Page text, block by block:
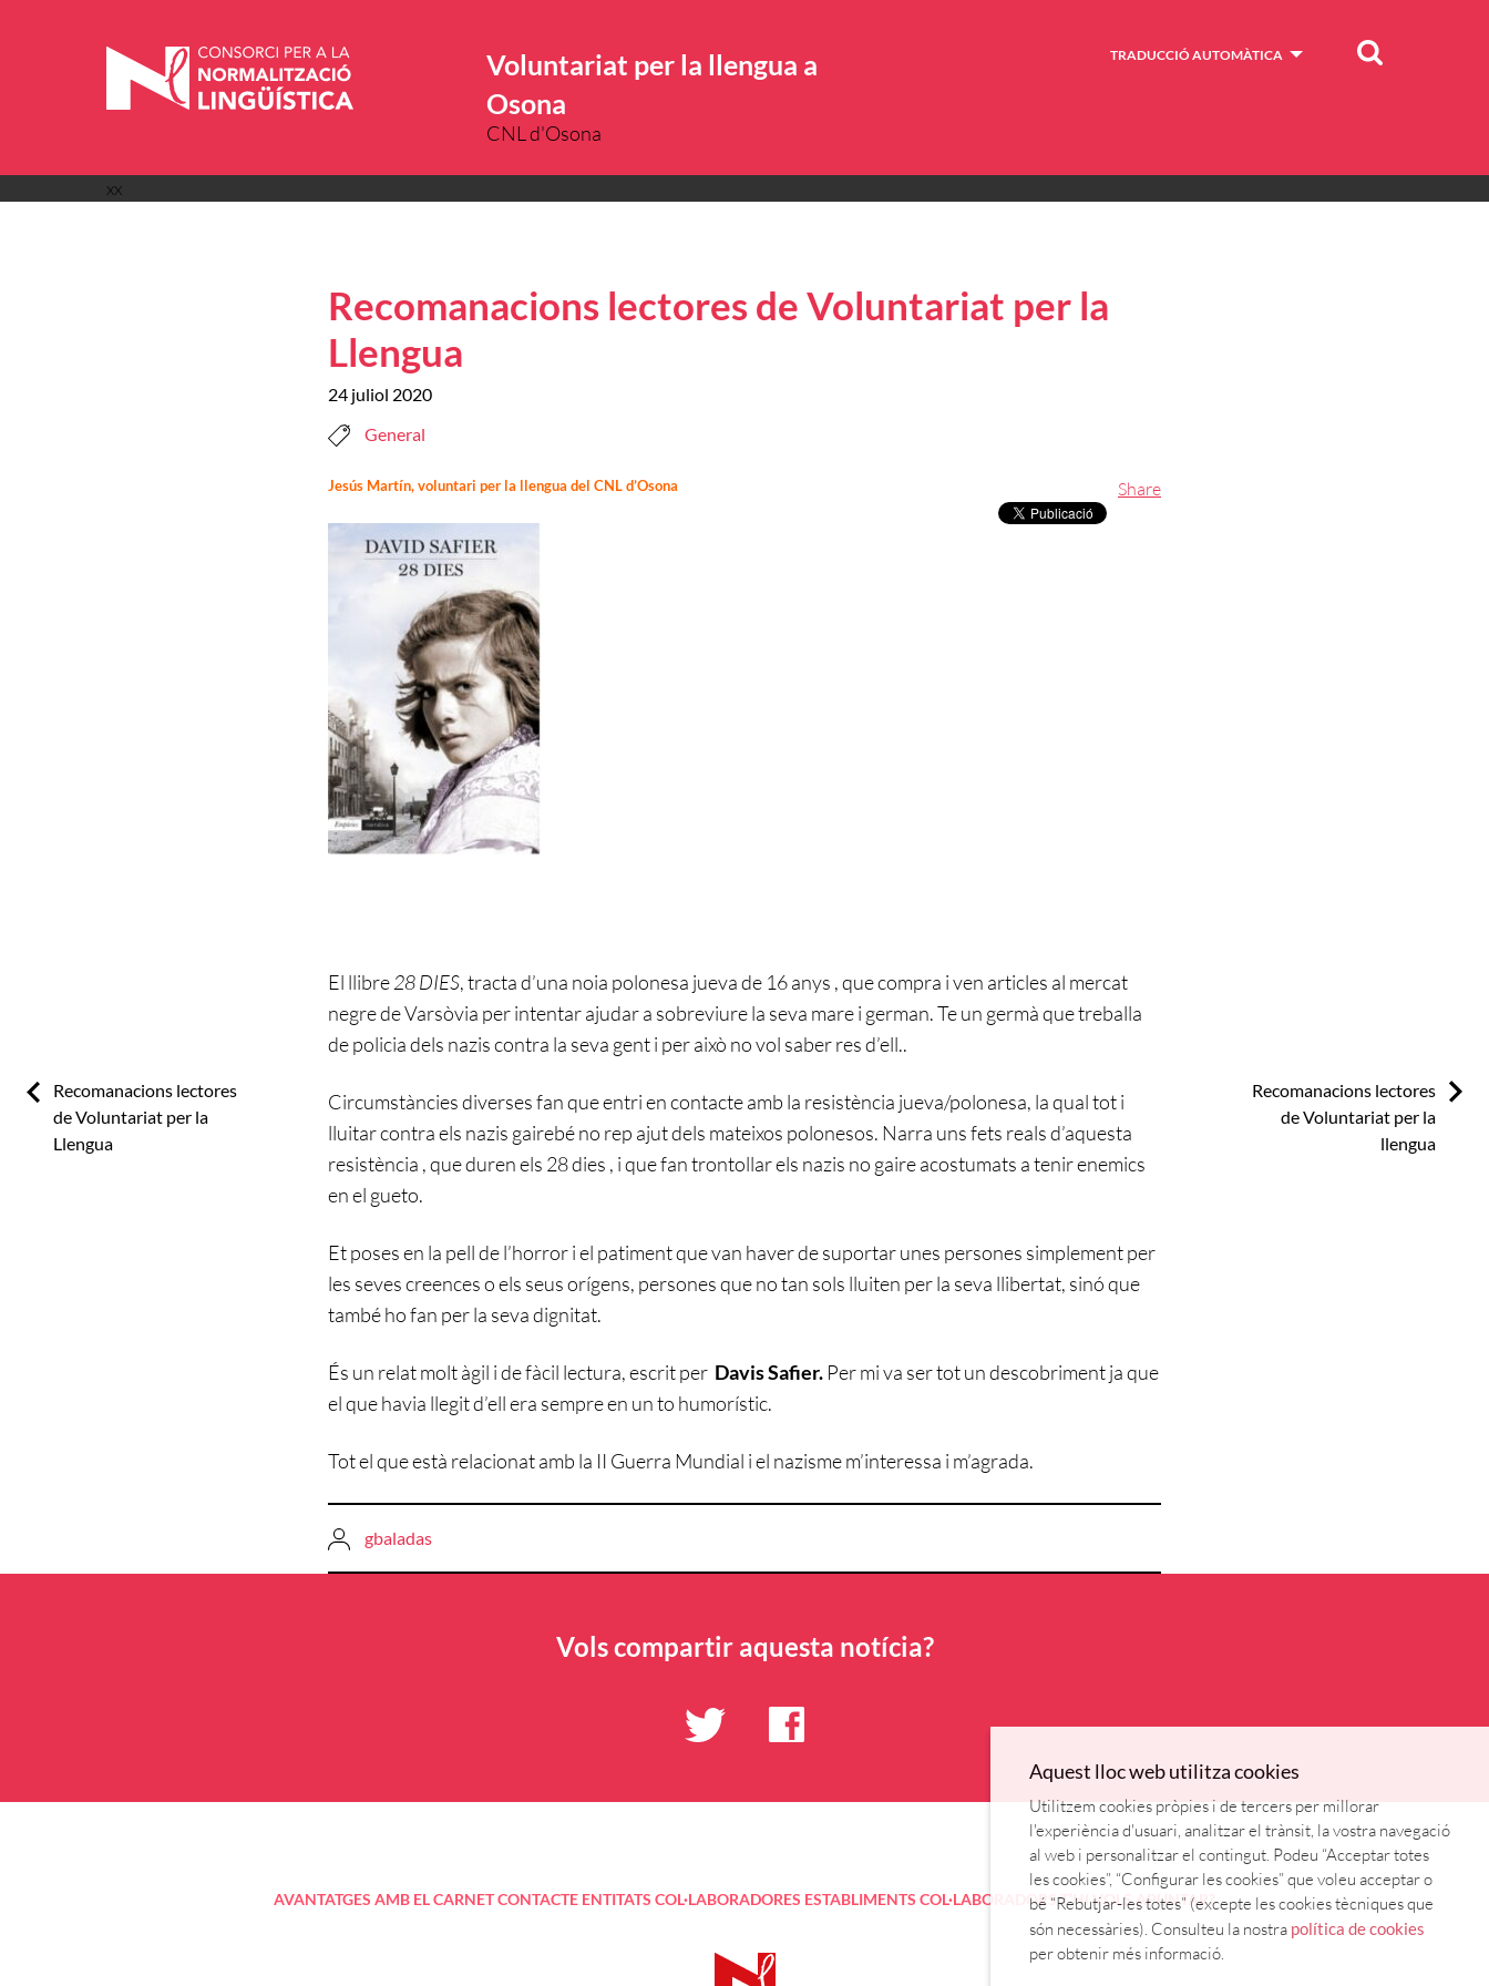
Voluntariat per la llengua a
Osona
CNL d'Osona
TRADUCCIÓ AUTOMÀTICA Cercar
xx
Recomanacions lectores de Voluntariat per la
Llengua
24 juliol 2020
General
Share
Jesús Martín, voluntari per la llengua del CNL d’Osona
El llibre28 DIES, tracta d’una noia polonesa jueva de 16 anys , que compra i ven articles al mercat
negre de Varsòvia per intentar ajudar a sobreviure la seva mare i german. Te un germà que treballa
de policia dels nazis contra la seva gent i per això no vol saber res d’ell..
Circumstàncies diverses fan que entri en contacte amb la resistència jueva/polonesa, la qual tot i
lluitar contra els nazis gairebé no rep ajut dels mateixos polonesos. Narra uns fets reals d’aquesta
resistència , que duren els 28 dies , i que fan trontollar els nazis no gaire acostumats a tenir enemics
en el gueto.
Et poses en la pell de l’horror i el patiment que van haver de suportar unes persones simplement per
les seves creences o els seus orígens, persones que no tan sols lluiten per la seva llibertat, sinó que
també ho fan per la seva dignitat.
És un relat molt àgil i de fàcil lectura, escrit per Davis Safier. Per mi va ser tot un descobriment ja que
el que havia llegit d’ell era sempre en un to humorístic.
Tot el que està relacionat amb la II Guerra Mundial i el nazisme m’interessa i m’agrada.
gbaladas
Previous:
Recomanacions lectores
de Voluntariat per la
Llengua
Next:
Recomanacions lectores
de Voluntariat per la
llengua
Vols compartir aquesta notícia?
AVANTATGES AMB EL CARNETCONTACTE ENTITATS COL·LABORADORES ESTABLIMENTS COL·LABORADORS T’HI VOLS APUNTAR?
Aquest lloc web utilitza cookies
Utilitzem cookies pròpies i de tercers per millorar
l'experiència d'usuari, analitzar el trànsit, la vostra navegació
al web i personalitzar el contingut. Podeu “Acceptar totes
les cookies”, “Configurar les cookies” que voleu acceptar o
bé “Rebutjar-les totes” (excepte les cookies tècniques que
són necessàries). Consulteu la nostra política de cookies
per obtenir més informació.